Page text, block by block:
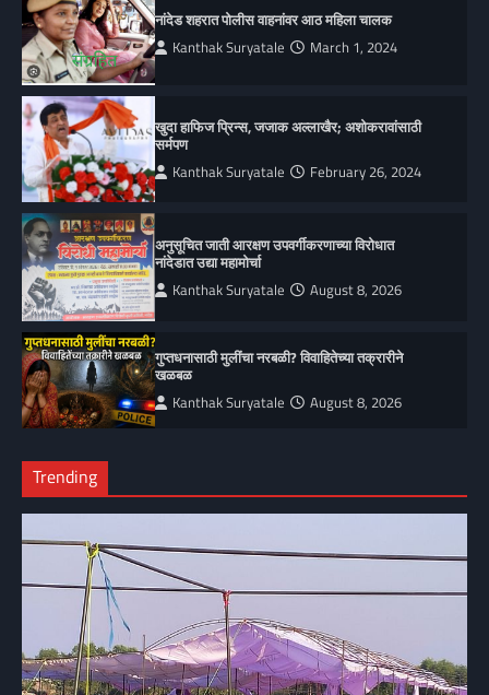
नांदेड शहरात पोलीस वाहनांवर आठ महिला चालक
Kanthak Suryatale March 1, 2024
खुदा हाफिज प्रिन्स, जजाक अल्लाखैर; अशोकरावांसाठी
सर्मपण
Kanthak Suryatale February 26, 2024
अनुसूचित जाती आरक्षण उपवर्गीकरणाच्या विरोधात
नांदेडात उद्या महामोर्चा
Kanthak Suryatale August 8, 2026
गुप्तधनासाठी मुलींचा नरबळी? विवाहितेच्या तक्रारीने
खळबळ
Kanthak Suryatale August 8, 2026
Trending